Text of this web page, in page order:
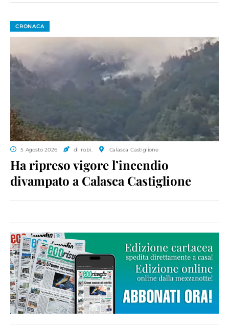
CRONACA
5 Agosto 2026 di ro.bi. Calasca Castiglione
Ha ripreso vigore l’incendio
divampato a Calasca Castiglione